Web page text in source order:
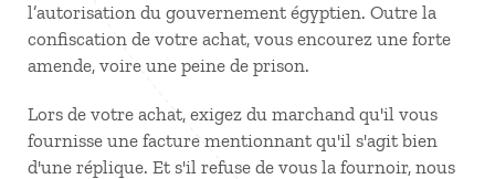
l’autorisation du gouvernement égyptien. Outre la
confiscation de votre achat, vous encourez une forte
amende, voire une peine de prison.
Lors de votre achat, exigez du marchand qu'il vous
fournisse une facture mentionnant qu'il s'agit bien
d'une réplique. Et s'il refuse de vous la fournoir, nous